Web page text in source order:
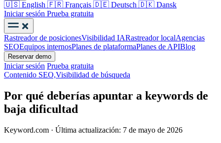
🇺🇸 English 🇫🇷 Français 🇩🇪 Deutsch 🇩🇰 Dansk
Iniciar sesión Prueba gratuita
Rastreador de posicionesVisibilidad IARastreador localAgencias
SEOEquipos internosPlanes de plataformaPlanes de APIBlog
Reservar demo
Iniciar sesión Prueba gratuita
Contenido SEO,Visibilidad de búsqueda
Por qué deberías apuntar a keywords de
baja dificultad
Keyword.com · Última actualización: 7 de mayo de 2026